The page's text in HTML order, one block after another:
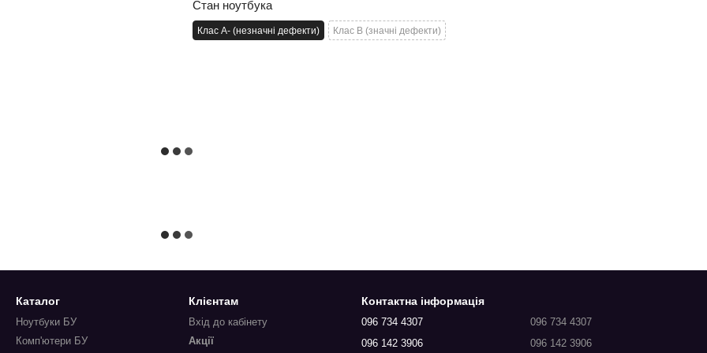
Стан ноутбука
Клас A- (незначні дефекти) Клас B (значні дефекти)
Каталог
Ноутбуки БУ
Комп'ютери БУ
Клієнтам
Вхід до кабінету
Акції
Контактна інформація
096 734 4307
096 142 3906
096 734 4307
096 142 3906